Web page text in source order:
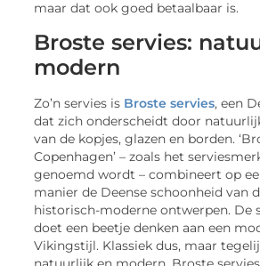
maar dat ook goed betaalbaar is.
Broste servies:
modern
Zo’n servies is Broste servies, een
dat zich onderscheidt door
van de kopjes, glazen en borden.
Copenhagen’ – zoals het
genoemd wordt – combineert op
manier de Deense schoonheid van
historisch-moderne ontwerpen. De
doet een beetje denken aan een
Vikingstijl. Klassiek dus, maar
natuurlijk en modern. Broste